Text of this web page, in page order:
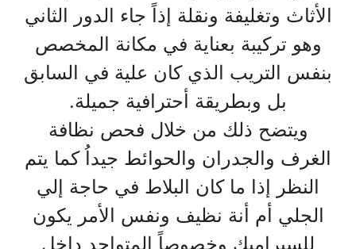
الأثاث وتغليفة ونقلة إذاً جاء الدور الثاني
وهو تركيبة بعناية في مكانة المخصص
بنفس التريب الذي كان علية في السابق
بل وبطريقة أحترافية جميلة.
ويتضح ذلك من خلال فحص نظافة
الغرف والجدران والحوائط جيداُ كما يتم
النظر إذا ما كان البلاط في حاجة إلي
الجلي أم أنة نظيف ونفس الأمر يكون
للسيراميك وخصوصاً المتواجد داخل